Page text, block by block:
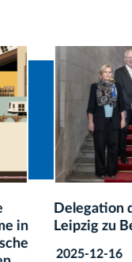
Delegation des
Leipzig zu Besuch
2025-12-16